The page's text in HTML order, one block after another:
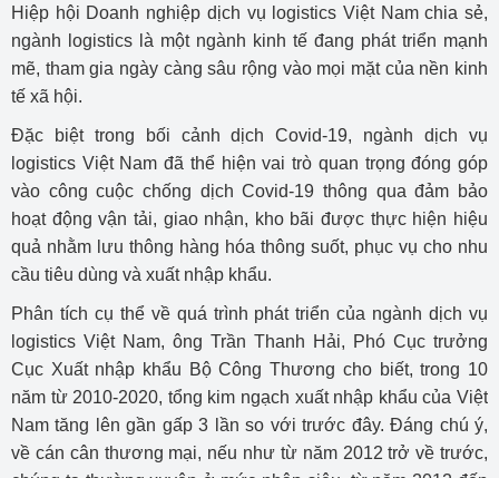
Hiệp hội Doanh nghiệp dịch vụ logistics Việt Nam chia sẻ,
ngành logistics là một ngành kinh tế đang phát triển mạnh
mẽ, tham gia ngày càng sâu rộng vào mọi mặt của nền kinh
tế xã hội.
Đặc biệt trong bối cảnh dịch Covid-19, ngành dịch vụ
logistics Việt Nam đã thể hiện vai trò quan trọng đóng góp
vào công cuộc chống dịch Covid-19 thông qua đảm bảo
hoạt động vận tải, giao nhận, kho bãi được thực hiện hiệu
quả nhằm lưu thông hàng hóa thông suốt, phục vụ cho nhu
cầu tiêu dùng và xuất nhập khẩu.
Phân tích cụ thể về quá trình phát triển của ngành dịch vụ
logistics Việt Nam, ông Trần Thanh Hải, Phó Cục trưởng
Cục Xuất nhập khẩu Bộ Công Thương cho biết, trong 10
năm từ 2010-2020, tổng kim ngạch xuất nhập khẩu của Việt
Nam tăng lên gần gấp 3 lần so với trước đây. Đáng chú ý,
về cán cân thương mại, nếu như từ năm 2012 trở về trước,